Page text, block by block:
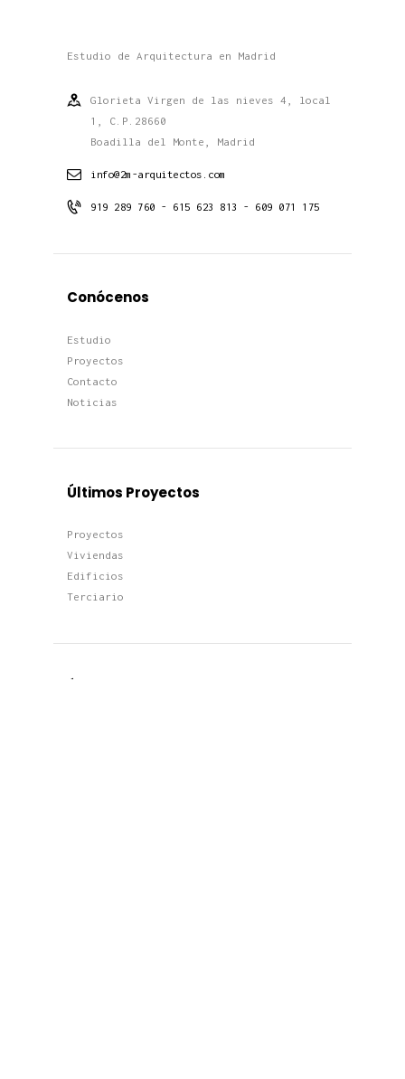
Estudio de Arquitectura en Madrid
Glorieta Virgen de las nieves 4, local
1, C.P.28660
Boadilla del Monte, Madrid
info@2m-arquitectos.com
919 289 760 - 615 623 813 - 609 071 175
Conócenos
Estudio
Proyectos
Contacto
Noticias
Últimos Proyectos
Proyectos
Viviendas
Edificios
Terciario